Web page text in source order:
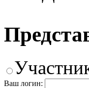
Ваш логин: